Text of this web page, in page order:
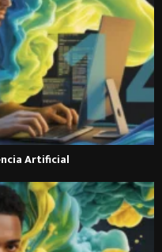
Artificial